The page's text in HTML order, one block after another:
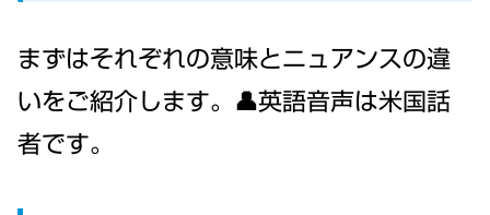
まずはそれぞれの意味とニュアンスの違
いをご紹介します。👤英語音声は米国話
者です。